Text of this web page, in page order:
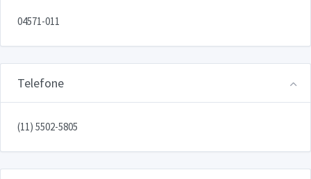
04571-011
Telefone
(11) 5502-5805